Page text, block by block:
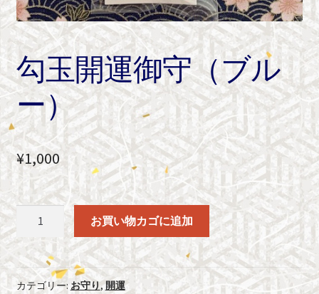
勾玉開運御守（ブル
ー）
¥1,000
玉
開
運
御
お買い物カゴに追加
カテゴリー: お守り,開運